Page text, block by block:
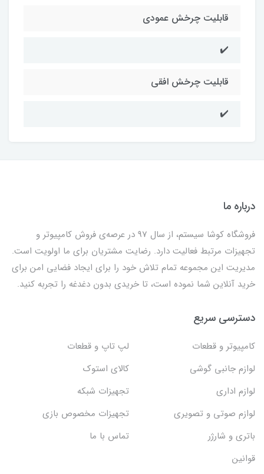
قابلیت چرخش عمودی
✔️
قابلیت چرخش افقی
✔️
درباره ما
فروشگاه کوشا سیستم، از سال 97 در عرصه‌ی فروش کامپیوتر و
تجهیزات مرتبط فعالیت دارد. رضایت مشتریان برای ما اولویت است.
مدیریت این مجموعه تمام تلاش خود را برای ایجاد فضایی امن برای
خرید آنلاین شما نموده است، تا خریدی بدون دغدغه را تجربه کنید.
دسترسی سریع
کامپیوتر و قطعات
لپ تاپ و قطعات
لوازم جانبی گوشی
کالای استوک
لوازم اداری
تجهیزات شبکه
لوازم صوتی و تصویری
تجهیزات مخصوص بازی
باتری و شارژر
تماس با ما
قوانین